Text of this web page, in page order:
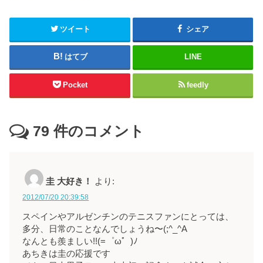
ツイート シェア
はてブ LINE
Pocket feedly
79 件のコメント
圭 大好き！ より:
2012/07/20 20:39:58
スペインやアルゼンチンのテニスファンにとっては、
多分、日常のことなんでしょうね〜(;^_^A
なんとも羨ましい!!(=゜ω゜)ﾉ
あちきは圭の応援です